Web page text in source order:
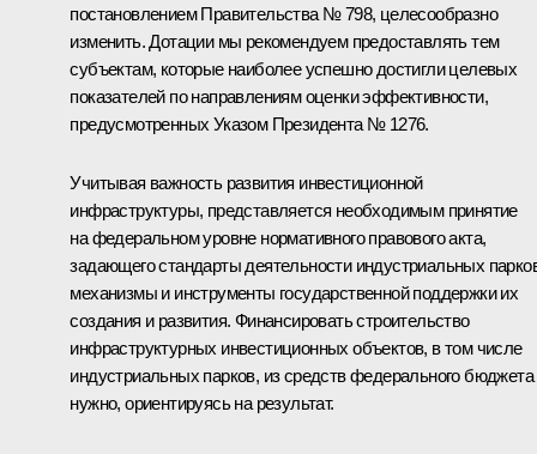
постановлением Правительства № 798, целесообразно
изменить. Дотации мы рекомендуем предоставлять тем
субъектам, которые наиболее успешно достигли целевых
показателей по направлениям оценки эффективности,
предусмотренных Указом Президента № 1276.
Учитывая важность развития инвестиционной
инфраструктуры, представляется необходимым принятие
на федеральном уровне нормативного правового акта,
задающего стандарты деятельности индустриальных
механизмы и инструменты государственной поддержки их
создания и развития. Финансировать строительство
инфраструктурных инвестиционных объектов, в том числе
индустриальных парков, из средств федерального бюджета
нужно, ориентируясь на результат.